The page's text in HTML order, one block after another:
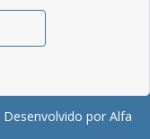
Desenvolvido por Alfa